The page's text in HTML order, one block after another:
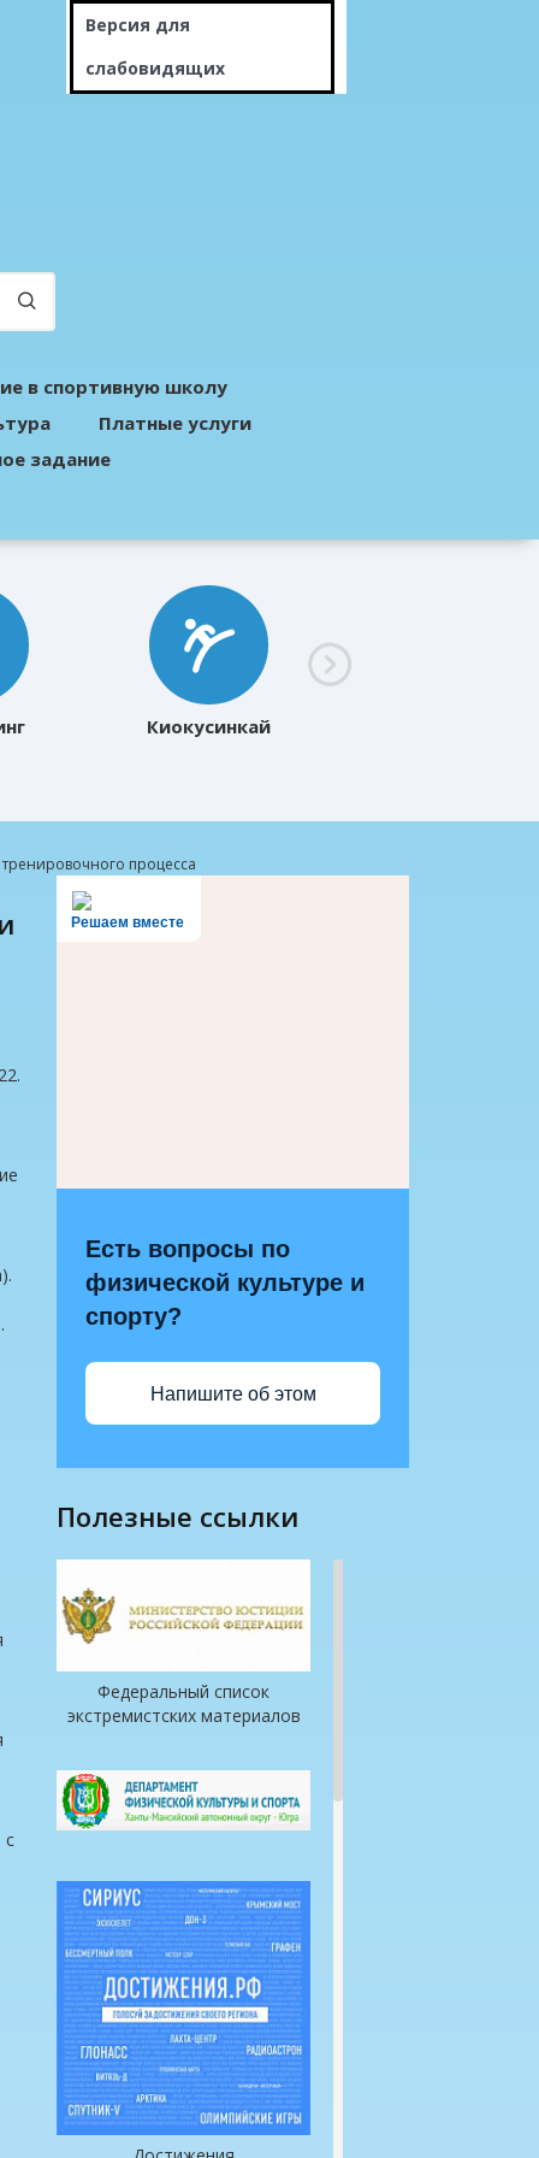
Версия для
слабовидящих
в спортивную школу
Платные услуги
задание
Киокусинкай
процесса
с
Решаем вместе
Есть вопросы по
физической культуре и
спорту?
Напишите об этом
полезные ссылки
Федеральный список
экстремистских материалов